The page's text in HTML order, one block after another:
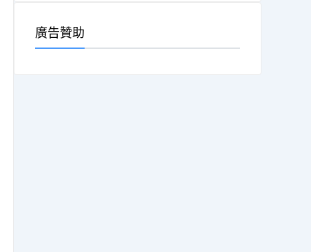
廣告贊助